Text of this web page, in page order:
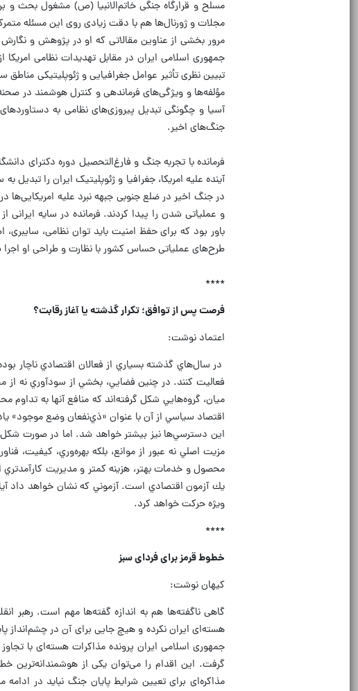
مسلح و قرارگاه جنگی خاتم‌الانبیا (ص) مشغول بحث و
مجلات و ژورنال‌ها هم با دقت زیادی روی این مسئله
مرور بخشی از عناوین مقالاتی که او در پژوهش و
جمهوری اسلامی ایران در مقابل تهدیدات نظامی امریکا
تبیین نظری تأثیر عوامل جغرافیایی و ژئوپلیتیکی
مؤلفه‌ها و ویژگی‌های فرماندهی و کنترل هوشمند در
آسیا و چگونگی تبدیل پیروزی‌های نظامی به
جنگ‌های اخیر.
فرمانده با تجربه جنگ و فارغ‌التحصیل دوره دکترای
آینده علیه امریکا، جغرافیا و ژئوپلیتیک ایران را
در جنگ اخیر در ضلع جنوبی جبهه نبرد علیه
و عملیاتی شدن را پیدا کردند. فرمانده در سایه
باور بود که برای حفظ امنیت باید توان نظامی،
طرح‌های عملیاتی حساس کشور با نظارت و طراحی او
****
فرصت پس از توافق؛ تكرار گذشته يا آغاز رقابت؟
اعتماد نوشت:
در سال‌هاي گذشته بسياري از فعالان اقتصادي ناچار
فعاليت كنند. در چنين فضايي، بخشي از سودآوري نه از
ميان، گروه‌هايي شكل گرفته‌اند كه منافع آنها به
اقتصاد سياسي از آن با عنوان «ذي‌نفعان وضع موجود»
اين دسترسي‌ها نيز بيشتر خواهد شد. اما در صورت
مزيت اصلي نه عبور از موانع، بلكه بهره‌وري، كيفيت،
محصول و خدمات بهتر، هزينه كمتر و مديريت
يك آزمون اقتصادي است. آزموني كه نشان خواهد داد آيا
ويژه حركت خواهد كرد.
****
خطوط قرمز برای فردای سبز
کیهان نوشت:
گاهی ناگفته‌ها هم به اندازه گفته‌ها مهم است. رهبر
هسته‌ای ایران نکرده و هیچ جایی برای آن در چشم‌انداز
جمهوری اسلامی ایران پرونده مذاکرات هسته‌ای با
گرفت. این اقدام را می‌توان یکی از
مذاکره‌ای برای تعیین شرایط پایان جنگ نباید در